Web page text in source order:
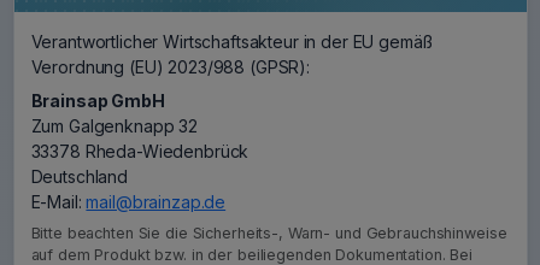
Verantwortlicher Wirtschaftsakteur in der EU gemäß
Verordnung (EU) 2023/988 (GPSR):
Brainsap GmbH
Zum Galgenknapp 32
33378 Rheda-Wiedenbrück
Deutschland
E-Mail:mail@brainzap.de
Bitte beachten Sie die Sicherheits-, Warn- und Gebrauchshinweise
auf dem Produkt bzw. in der beiliegenden Dokumentation. Bei